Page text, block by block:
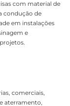
com material de
condução de
em instalações
e
comerciais,
aterramento,